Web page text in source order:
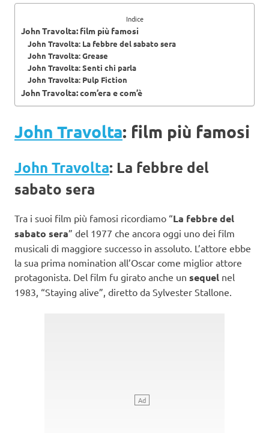
Indice
John Travolta: film più famosi
John Travolta: La febbre del sabato sera
John Travolta: Grease
John Travolta: Senti chi parla
John Travolta: Pulp Fiction
John Travolta: com’era e com’è
John Travolta: film più famosi
John Travolta: La febbre del
sabato sera
Tra i suoi film più famosi ricordiamo “La febbre del
sabato sera” del 1977 che ancora oggi uno dei film
musicali di maggiore successo in assoluto. L’attore ebbe
la sua prima nomination all’Oscar come miglior attore
protagonista. Del film fu girato anche un sequel nel
1983, “Staying alive”, diretto da Sylvester Stallone.